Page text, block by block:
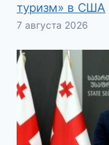
туризм» в США
7 августа 2026